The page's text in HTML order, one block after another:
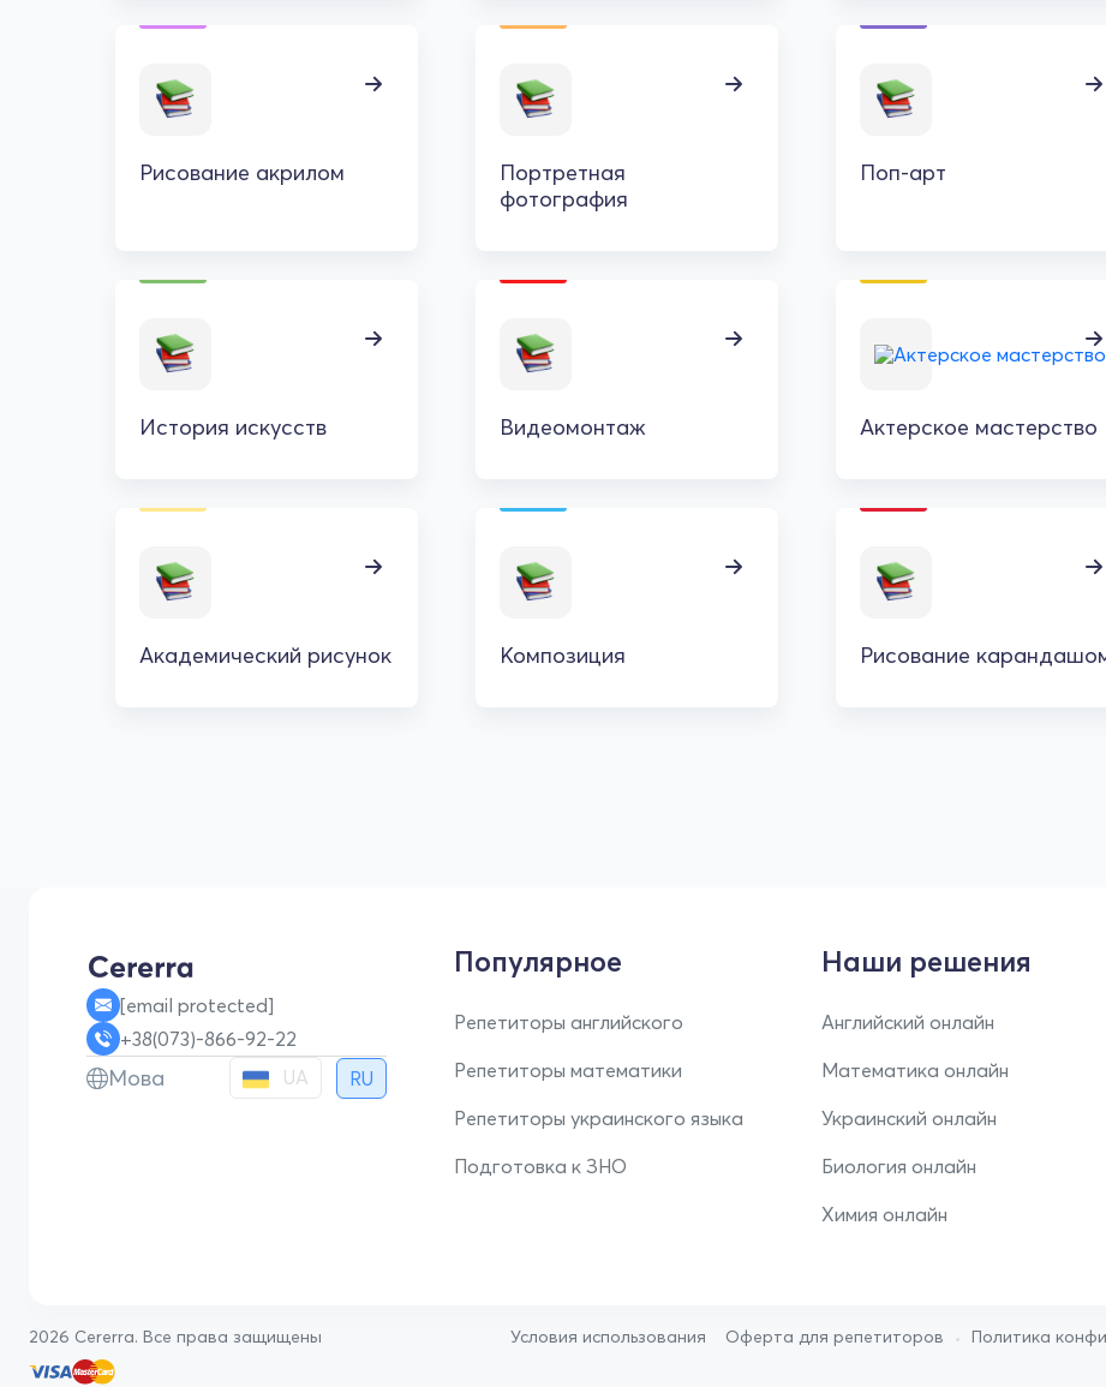
Рисование акрилом
Портретная
фотография
Поп-арт
История искусств Видеомонтаж Актерское мастерство
Академический рисунок Композиция Рисование
[email protected]
+38(073)-866-92-22
Мова UA RU
Популярное
Репетиторы английского
Репетиторы математики
Репетиторы украинского языка
Подготовка к ЗНО
Наши решения
Английский онлайн
Математика онлайн
Украинский онлайн
Биология онлайн
Химия онлайн
2026 Cererra. Все права защищены Условия использования Оферта для репетиторов • Политика